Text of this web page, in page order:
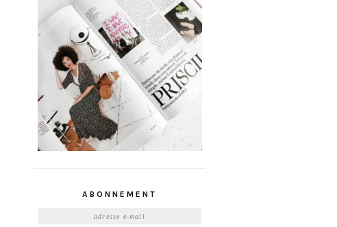
ABONNEMENT